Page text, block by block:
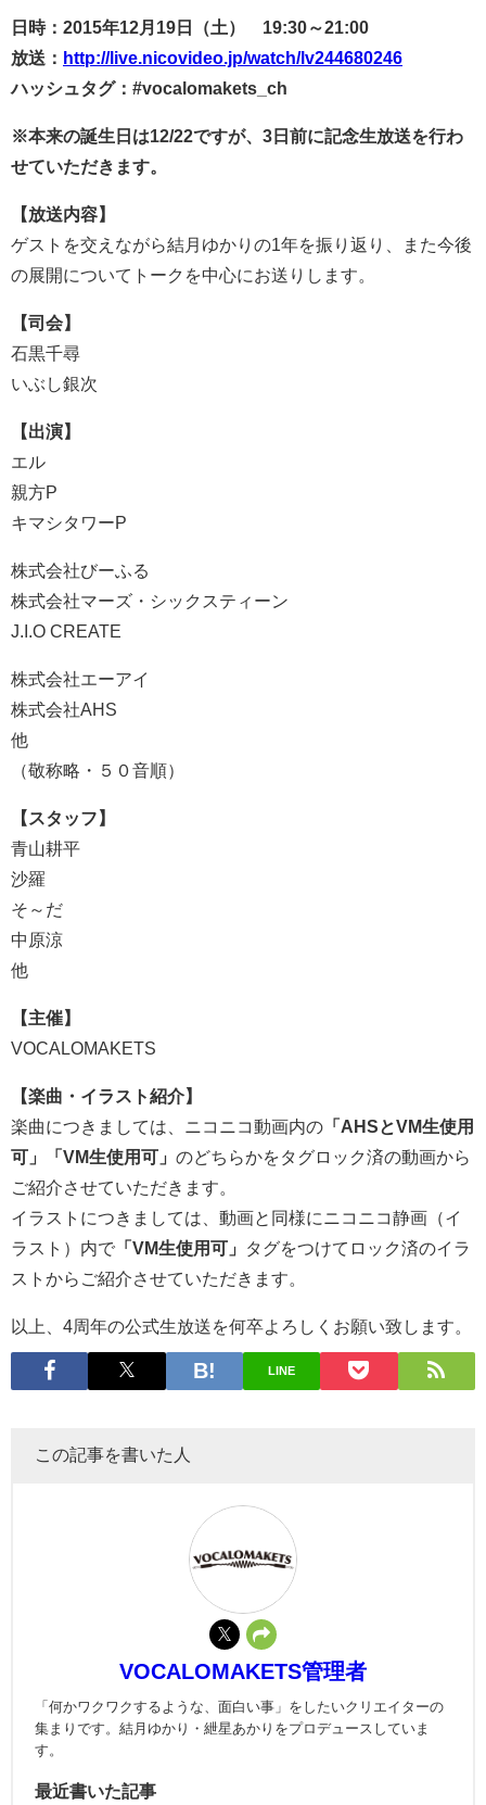
日時：2015年12月19日（土） 19:30～21:00
放送： http://live.nicovideo.jp/watch/lv244680246
ハッシュタグ：#vocalomakets_ch
※本来の誕生日は12/22ですが、3日前に記念生放送を行わ
せていただきます。
【放送内容】
ゲストを交えながら結月ゆかりの1年を振り返り、また今後
の展開についてトークを中心にお送りします。
【司会】
石黒千尋
いぶし銀次
【出演】
エル
親方P
キマシタワーP
株式会社びーふる
株式会社マーズ・シックスティーン
J.I.O CREATE
株式会社エーアイ
株式会社AHS
他
（敬称略・５０音順）
【スタッフ】
青山耕平
沙羅
そ～だ
中原涼
他
【主催】
VOCALOMAKETS
【楽曲・イラスト紹介】
楽曲につきましては、ニコニコ動画内の 「AHSとVM生使用
可」「VM生使用可」 のどちらかをタグロック済の動画から
ご紹介させていただきます。
イラストにつきましては、動画と同様にニコニコ静画（イ
ラスト）内で 「VM生使用可」
タグをつけてロック済のイラ
ストからご紹介させていただきます。
以上、4周年の公式生放送を何卒よろしくお願い致します。
LINE
この記事を書いた人
VOCALOMAKETS管理者
「何かワクワクするような、面白い事」をしたいクリエイターの
集まりです。結月ゆかり・紲星あかりをプロデュースしていま
す。
最近書いた記事